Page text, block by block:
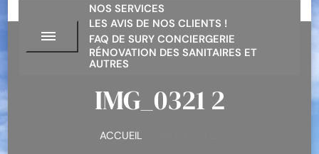
NOS SERVICES
LES AVIS DE NOS CLIENTS !
FAQ DE SURY CONCIERGERIE
RÉNOVATION DES SANITAIRES ET
AUTRES
IMG_0321 2
ACCUEIL